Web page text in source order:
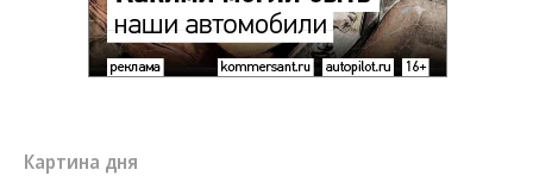
Картина дня